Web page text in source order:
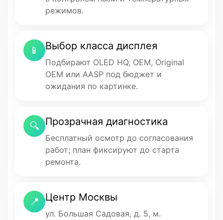
режимов.
📱 Выбор класса дисплея
Подбирают OLED HQ, OEM, Original
OEM или AASP под бюджет и
ожидания по картинке.
🔍 Прозрачная диагностика
Бесплатный осмотр до согласования
работ; план фиксируют до старта
ремонта.
📍 Центр Москвы
ул. Большая Садовая, д. 5, м.